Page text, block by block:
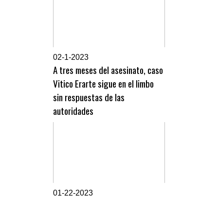
02-1-2023
A tres meses del asesinato, caso
Vitico Erarte sigue en el limbo
sin respuestas de las
autoridades
01-22-2023